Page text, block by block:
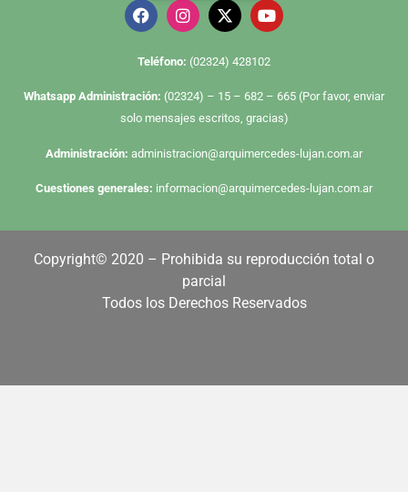
Te léfono: (02324) 428102
Whatsapp Administración: (02324) – 15 – 682 – 665 (Por favor, enviar
solo mensajes escritos, gracias)
Administración: administracion@arquimercedes-lujan.com.ar
Cuestiones generales: informacion@arquimercedes-lujan.com.ar
Copyright© 2020 – Prohibida su reproducción total o
parcial
Todos los Derechos Reservados